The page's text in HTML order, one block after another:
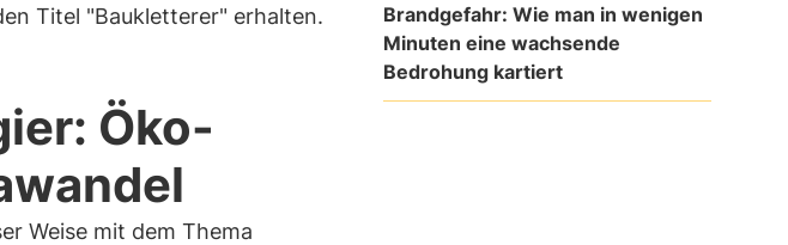
Titel "Baukletterer" erhalten.
Öko-
Weise mit dem Thema
Brandgefahr: Wie man in wenigen
Minuten eine wachsende
Bedrohung kartiert